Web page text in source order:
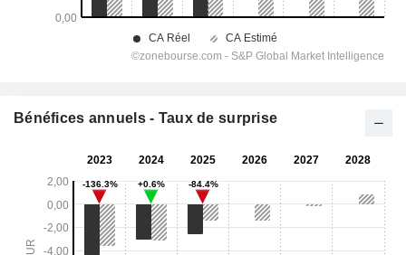
Bénéfices annuels - Taux de surprise